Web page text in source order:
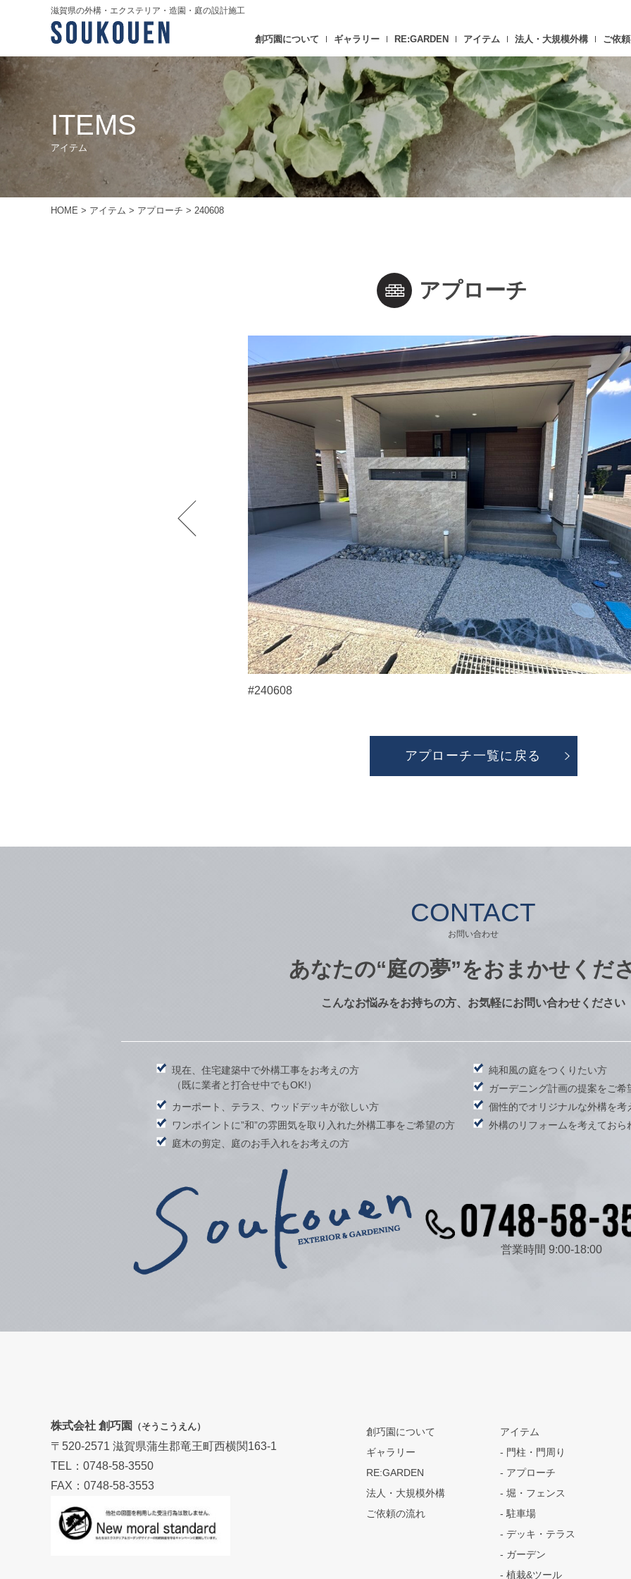
滋賀県の外構・エクステリア・造園・庭の設計施工
創巧園について ギャラリー RE:GARDEN アイテム 法人・大規模外構 ご依
ITEMS
アイテム
HOME > アイテム > アプローチ > 240608
アプローチ
#240608
アプローチ一覧に戻る
CONTACT
お問い合わせ
あなたの“庭の夢”をおまかせくだ
こんなお悩みをお持ちの方、お気軽にお問い合わせください
現在、住宅建築中で外構工事をお考えの方
（既に業者と打合せ中でもOK!）
純和風の庭をつくりたい方
ガーデニング計画の提案をご希
カーポート、テラス、ウッドデッキが欲しい方
個性的でオリジナルな外構を考
ワンポイントに”和”の雰囲気を取り入れた外構工事をご希望の方
外構のリフォームを考えておら
庭木の剪定、庭のお手入れをお考えの方
営業時間 9:00-18:00
株式会社 創巧園 （そうこうえん）
〒520-2571 滋賀県蒲生郡竜王町西横関163-1
TEL：0748-58-3550
FAX：0748-58-3553
創巧園について
ギャラリー
RE:GARDEN
法人・大規模外構
ご依頼の流れ
アイテム
門柱・門周り
アプローチ
堀・フェンス
駐車場
デッキ・テラス
ガーデン
植栽&ツール